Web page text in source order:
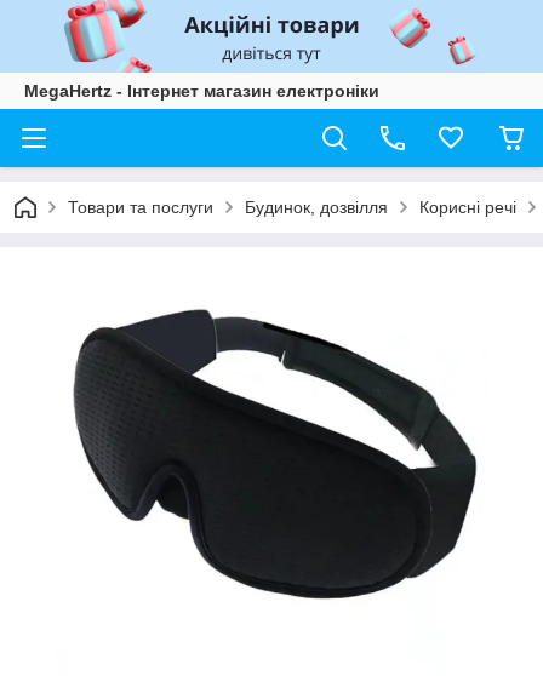
MegaHertz - Інтернет магазин електроніки
Товари та послуги Будинок, дозвілля Корисні речі